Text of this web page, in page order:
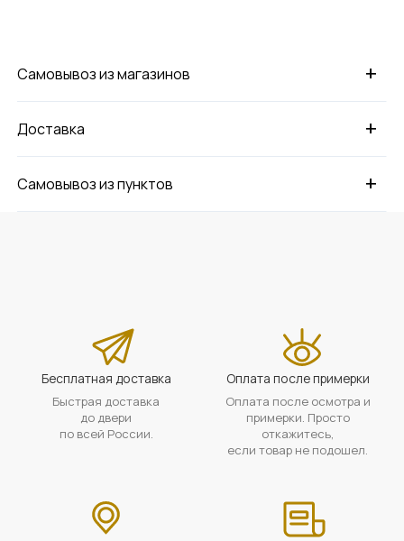
+
Самовывоз из магазинов
+
Доставка
+
Самовывоз из пунктов
Бесплатная доставка
Быстрая доставка
до двери
по всей России.
Оплата после примерки
Оплата после осмотра и
примерки. Просто
откажитесь,
если товар не подошел.